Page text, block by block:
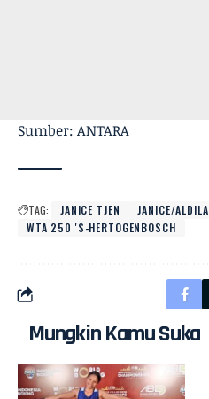
Sumber: ANTARA
TAG: JANICE TJEN JANICE/ALDILA
WTA 250 'S-HERTOGENBOSCH
Mungkin Kamu Suka